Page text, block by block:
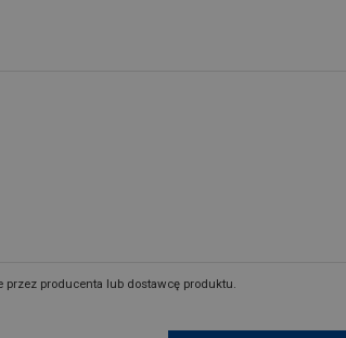
producenta lub dostawcę produktu.